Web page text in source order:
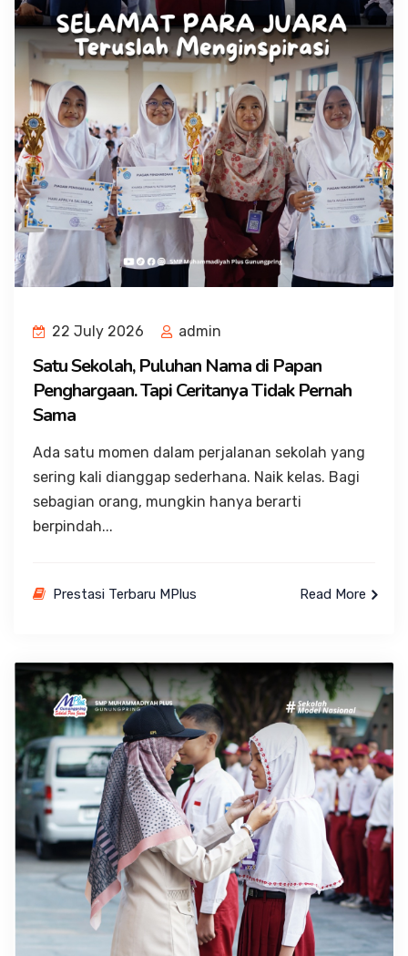
22 July 2026 admin
Satu Sekolah, Puluhan Nama di Papan
Penghargaan. Tapi Ceritanya Tidak Pernah
Sama
Ada satu momen dalam perjalanan sekolah yang
sering kali dianggap sederhana. Naik kelas. Bagi
sebagian orang, mungkin hanya berarti
berpindah...
Prestasi Terbaru MPlus Read More